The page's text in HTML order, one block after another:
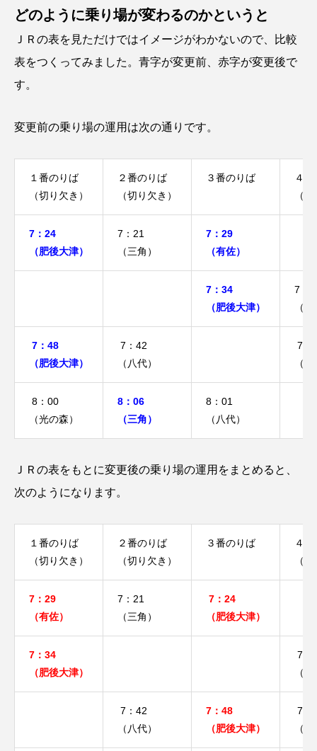
どのように乗り場が変わるのかというと
ＪＲの表を見ただけではイメージがわかないので、比較
表をつくってみました。青字が変更前、赤字が変更後で
す。
変更前の乗り場の運用は次の通りです。
１番のりば
（切り欠き）
２番のりば
（切り欠き）
３番のりば
４
（
7：24
（肥後大津）
7：21
（三角）
7：29
（有佐）
7：34
（肥後大津）
7：
（
7：48
（肥後大津）
7：42
（八代）
7：
（
8：00
（光の森）
8：06
（三角）
8：01
（八代）
ＪＲの表をもとに変更後の乗り場の運用をまとめると、
次のようになります。
１番のりば
（切り欠き）
２番のりば
（切り欠き）
３番のりば
４
（
7：29
（有佐）
7：21
（三角）
7：24
（肥後大津）
7：34
（肥後大津）
7：
（
7：42
（八代）
7：48
（肥後大津）
7：
（